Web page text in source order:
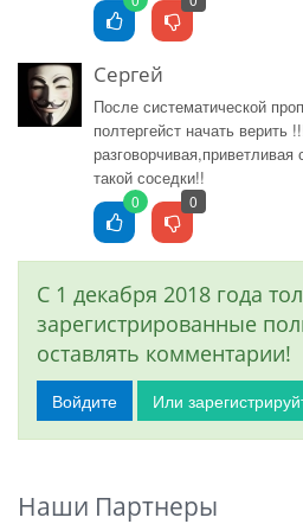
Сергей
После систематической
полтергейст начать верить
такой соседки!!
0 0
С 1 декабря 2018 года
зарегистрированные
оставлять комментарии!
Войдите Или
Наши Партнеры